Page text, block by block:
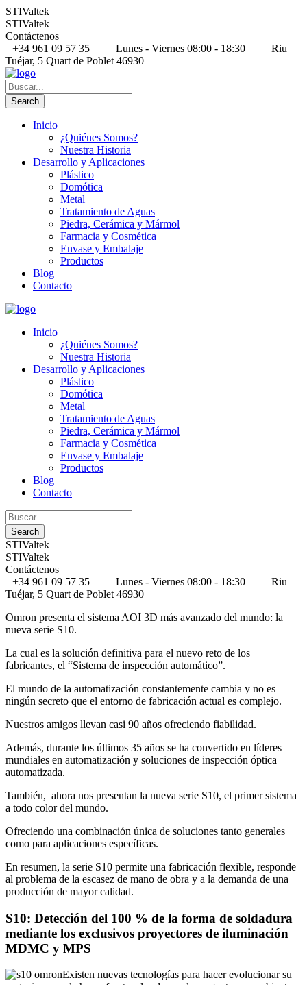
STIValtek
STIValtek
Contáctenos
+34 961 09 57 35
Lunes - Viernes 08:00 - 18:30
Riu
Tuéjar, 5 Quart de Poblet 46930
Inicio
¿Quiénes Somos?
Nuestra Historia
Desarrollo y Aplicaciones
Plástico
Domótica
Metal
Tratamiento de Aguas
Piedra, Cerámica y Mármol
Farmacia y Cosmética
Envase y Embalaje
Productos
Blog
Contacto
Inicio
¿Quiénes Somos?
Nuestra Historia
Desarrollo y Aplicaciones
Plástico
Domótica
Metal
Tratamiento de Aguas
Piedra, Cerámica y Mármol
Farmacia y Cosmética
Envase y Embalaje
Productos
Blog
Contacto
STIValtek
STIValtek
Contáctenos
+34 961 09 57 35
Lunes - Viernes 08:00 - 18:30
Riu
Tuéjar, 5 Quart de Poblet 46930
Omron presenta el sistema AOI 3D más avanzado del mundo: la
nueva serie S10.
La cual es la solución definitiva para el nuevo reto de los
fabricantes, el “Sistema de inspección automático”.
El mundo de la automatización constantemente cambia y no es
ningún secreto que el entorno de fabricación actual es complejo.
Nuestros amigos llevan casi 90 años ofreciendo fiabilidad.
Además, durante los últimos 35 años se ha convertido en líderes
mundiales en automatización y soluciones de inspección óptica
automatizada.
También, ahora nos presentan la nueva serie S10, el primer sistema
a todo color del mundo.
Ofreciendo una combinación única de soluciones tanto generales
como para aplicaciones específicas.
En resumen, la serie S10 permite una fabricación flexible, responde
al problema de la escasez de mano de obra y a la demanda de una
producción de mayor calidad.
S10: Detección del 100 % de la forma de soldadura
mediante los exclusivos proyectores de iluminación
MDMC y MPS
Existen nuevas tecnologías para hacer evolucionar su